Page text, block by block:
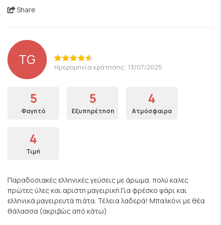
Share
TG Ημερομηνία κράτησης: 13/07/2025
5
Φαγητό
5
Εξυπηρέτηση
4
Ατμόσφαιρα
4
Τιμή
Παραδοσιακές ελληνικές γεύσεις με άρωμα, πολύ καλες
πρώτες ύλες και αριστη μαγειρική.Για φρέσκο ψάρι και
ελληνικά μαγειρευτά πιάτα. Τέλεια λαδερά! Μπαλκόνι με θέα
θάλασσα (ακριβώς από κάτω)